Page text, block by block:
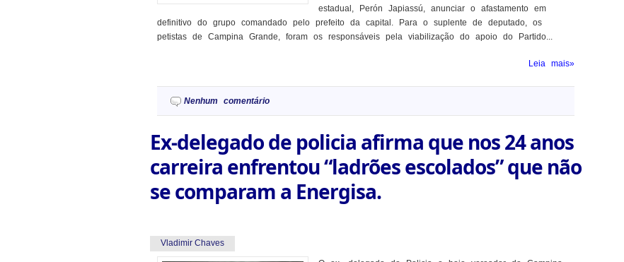
estadual, Perón Japiassú, anunciar o afastamento em
definitivo do grupo comandado pelo prefeito da capital. Para o suplente de deputado, os
petistas de Campina Grande, foram os responsáveis pela viabilização do apoio do Partido...
Leia mais»
Nenhum comentário
Ex-delegado de policia afirma que nos 24 anos
carreira enfrentou “ladrões escolados” que não
se comparam a Energisa.
Vladimir Chaves